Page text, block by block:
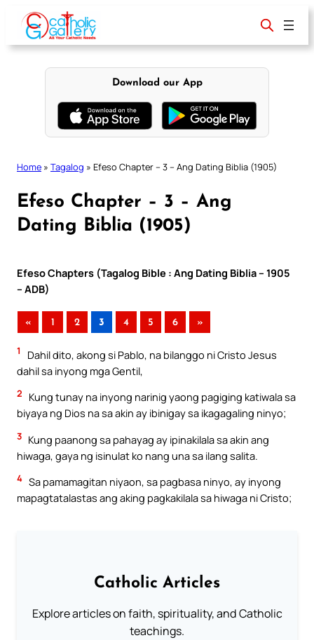
content
Download our App
Home » Tagalog » Efeso Chapter – 3 – Ang Dating Biblia (1905)
Efeso Chapter – 3 – Ang
Dating Biblia (1905)
Efeso Chapters (Tagalog Bible : Ang Dating Biblia – 1905
– ADB)
« 1 2 3 4 5 6 »
1
Dahil dito, akong si Pablo, na bilanggo ni Cristo Jesus
dahil sa inyong mga Gentil,
2
Kung tunay na inyong narinig yaong pagiging katiwala sa
biyaya ng Dios na sa akin ay ibinigay sa ikagagaling ninyo;
3 Kung paanong sa pahayag ay ipinakilala sa akin ang
hiwaga, gaya ng isinulat ko nang una sa ilang salita.
4 Sa pamamagitan niyaon, sa pagbasa ninyo, ay inyong
mapagtatalastas ang aking pagkakilala sa hiwaga ni Cristo;
Catholic Articles
Explore articles on faith, spirituality, and Catholic
teachings.